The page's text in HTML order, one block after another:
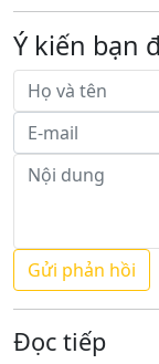
Ý kiến bạn
Đọc tiếp